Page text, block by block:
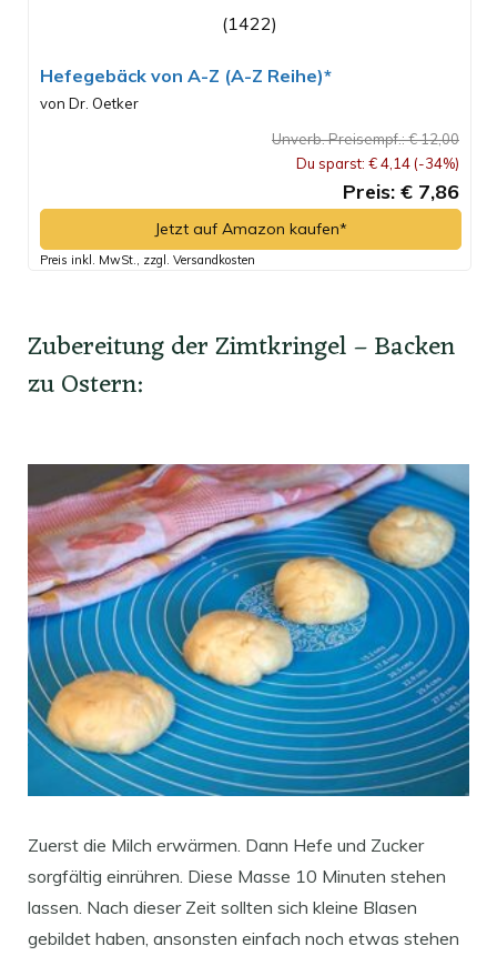
(1422)
Hefegebäck von A-Z (A-Z Reihe)*
von Dr. Oetker
Unverb. Preisempf.: € 12,00
Du sparst: € 4,14 (-34%)
Preis: € 7,86
Jetzt auf Amazon kaufen*
Preis inkl. MwSt., zzgl. Versandkosten
Zubereitung der Zimtkringel – Backen
zu Ostern:
Zuerst die Milch erwärmen. Dann Hefe und Zucker
sorgfältig einrühren. Diese Masse 10 Minuten stehen
lassen. Nach dieser Zeit sollten sich kleine Blasen
gebildet haben, ansonsten einfach noch etwas stehen